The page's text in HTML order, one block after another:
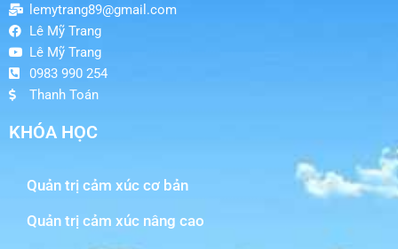
lemytrang89@gmail.com
Lê Mỹ Trang
Lê Mỹ Trang
0983 990 254
Thanh Toán
KHÓA HỌC
Quản trị cảm xúc cơ bản
Quản trị cảm xúc nâng cao